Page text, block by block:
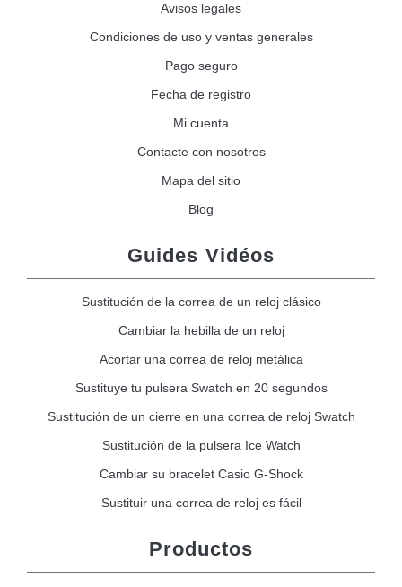
Avisos legales
Condiciones de uso y ventas generales
Pago seguro
Fecha de registro
Mi cuenta
Contacte con nosotros
Mapa del sitio
Blog
Guides Vidéos
Sustitución de la correa de un reloj clásico
Cambiar la hebilla de un reloj
Acortar una correa de reloj metálica
Sustituye tu pulsera Swatch en 20 segundos
Sustitución de un cierre en una correa de reloj Swatch
Sustitución de la pulsera Ice Watch
Cambiar su bracelet Casio G-Shock
Sustituir una correa de reloj es fácil
Productos